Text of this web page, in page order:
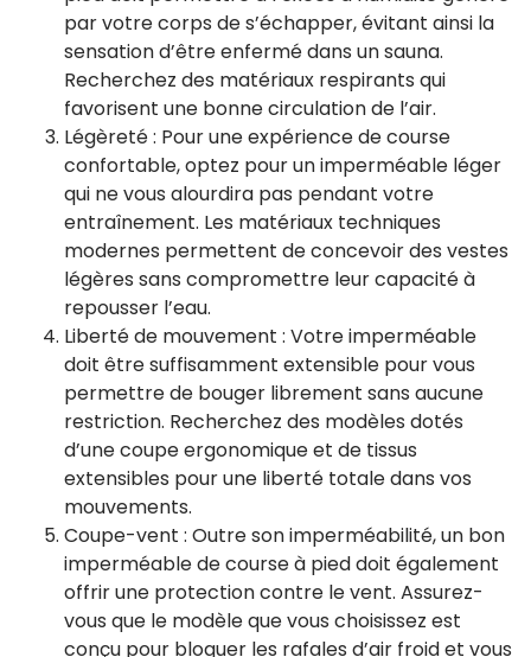
par votre corps de s’échapper, évitant ainsi la
sensation d’être enfermé dans un sauna.
Recherchez des matériaux respirants qui
favorisent une bonne circulation de l’air.
Légèreté : Pour une expérience de course
confortable, optez pour un imperméable léger
qui ne vous alourdira pas pendant votre
entraînement. Les matériaux techniques
modernes permettent de concevoir des vestes
légères sans compromettre leur capacité à
repousser l’eau.
Liberté de mouvement : Votre imperméable
doit être suffisamment extensible pour vous
permettre de bouger librement sans aucune
restriction. Recherchez des modèles dotés
d’une coupe ergonomique et de tissus
extensibles pour une liberté totale dans vos
mouvements.
Coupe-vent : Outre son imperméabilité, un bon
imperméable de course à pied doit également
offrir une protection contre le vent. Assurez-
vous que le modèle que vous choisissez est
conçu pour bloquer les rafales d’air froid et vous